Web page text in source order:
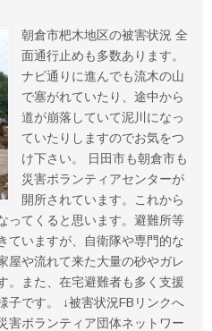
朝倉市杷木地区の被害状況 全
面通行止めも多数あります。
ナビ通りに進んでも流木の山
で塞がれていたり、途中から
道が崩落していて泥川になっ
ていたりしますのでお気をつ
け下さい。 日田市も朝倉市も
災害ボランティアセンターが
開所されています。これから
ってくると思います。避難所等
ていますが、自衛隊や専門的な
屋や流れて来た大量の砂やガレ
。また、在宅避難者も多く支援
子です。 ↓被害状況FBリンクへ
害ボランティア団体ネットワー